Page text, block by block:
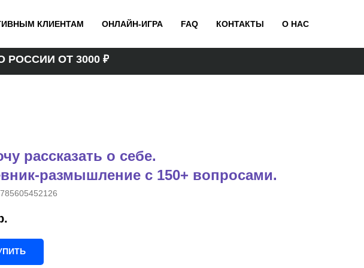
КЛИЕНТАМ ОНЛАЙН-ИГРА FAQ КОНТАКТЫ О НАС
ОТ 3000 ₽
рассказать о себе.
размышление с 150+ вопросами.